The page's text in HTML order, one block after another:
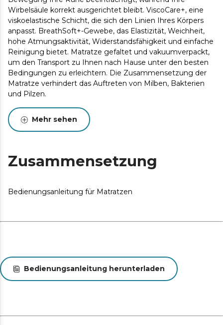
Wirbelsäule korrekt ausgerichtet bleibt. ViscoCare+, eine
viskoelastische Schicht, die sich den Linien Ihres Körpers
anpasst. BreathSoft+-Gewebe, das Elastizität, Weichheit,
hohe Atmungsaktivität, Widerstandsfähigkeit und einfache
Reinigung bietet. Matratze gefaltet und vakuumverpackt,
um den Transport zu Ihnen nach Hause unter den besten
Bedingungen zu erleichtern. Die Zusammensetzung der
Matratze verhindert das Auftreten von Milben, Bakterien
und Pilzen.
Mehr sehen
Zusammensetzung
Bedienungsanleitung für Matratzen
Bedienungsanleitung herunterladen